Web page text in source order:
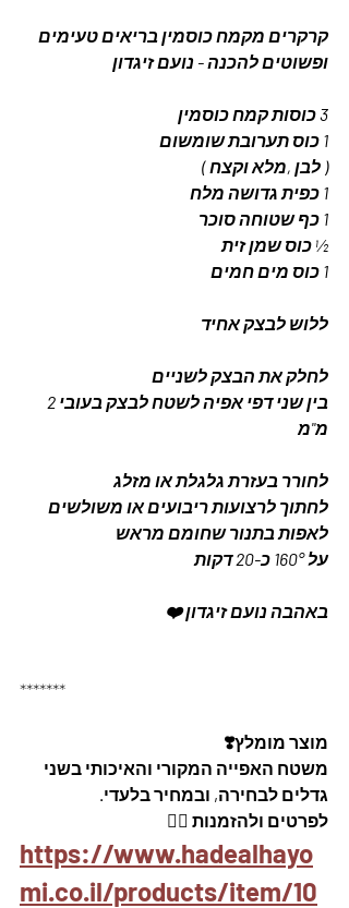
קרקרים מקמח כוסמין בריאים טעימים
ופשוטים להכנה - נועם זיגדון
3 כוסות קמח כוסמין
1 כוס תערובת שומשום
( לבן ,מלא וקצח )
1 כפית גדושה מלח
1 כף שטוחה סוכר
½ כוס שמן זית
1 כוס מים חמים
ללוש לבצק אחיד
לחלק את הבצק לשניים
מ"מ
לחורר בעזרת גלגלת או מזלג
לחתוך לרצועות ריבועים או משולשים
לאפות בתנור שחומם מראש
על 160° כ-20 דקות
באהבה נועם זיגדון ❤️
*******
מוצר מומלץ❣️
משטח האפייה המקורי והאיכותי בשני
גדלים לבחירה, ובמחיר בלעדי.
לפרטים ולהזמנות 👇🏼
https://www.hadealhayo
mi.co.il/products/item/10